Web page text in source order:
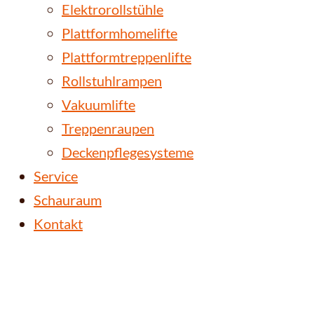
Elektrorollstühle
Plattformhomelifte
Plattformtreppenlifte
Rollstuhlrampen
Vakuumlifte
Treppenraupen
Deckenpflegesysteme
Service
Schauraum
Kontakt